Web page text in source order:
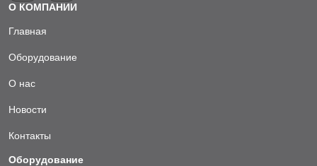
О КОМПАНИИ
Главная
Оборудование
О нас
Новости
Контакты
Оборудование